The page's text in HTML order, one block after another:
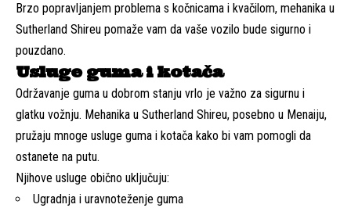
Brzo popravljanjem problema s kočnicama i kvačilom, mehanika u
Sutherland Shireu pomaže vam da vaše vozilo bude sigurno i
pouzdano.
Usluge guma i kotača
Održavanje guma u dobrom stanju vrlo je važno za sigurnu i
glatku vožnju. Mehanika u Sutherland Shireu, posebno u Menaiju,
pružaju mnoge usluge guma i kotača kako bi vam pomogli da
ostanete na putu.
Njihove usluge obično uključuju:
Ugradnja i uravnoteženje guma